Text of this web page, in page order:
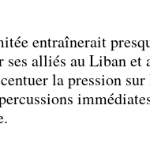
entraînerait
alliés au Liban et
la pression